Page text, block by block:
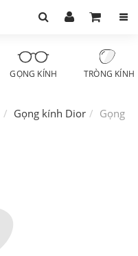
GỌNG KÍNH TRÒNG KÍNH
Gọng kính Dior Gọng